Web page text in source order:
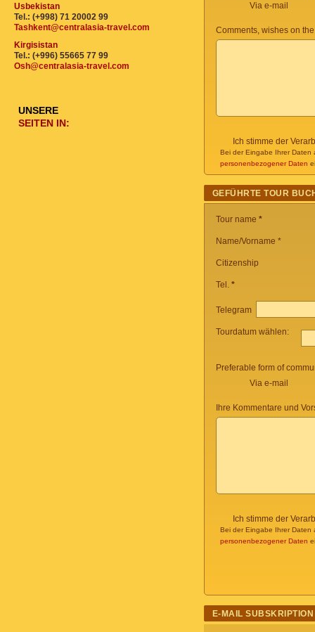
Via e-mail
Comments, wishes on
Ich stimme der
Bei der Eingabe Ihrer Daten
personenbezogener Daten
GEFÜHRTE TOUR
Tour name *
Name/Vorname *
Citizenship
Tel. *
Telegram
Tourdatum wählen:
Preferable form of
Via e-mail
Ihre Kommentare und
Ich stimme der
Bei der Eingabe Ihrer Daten
personenbezogener Daten
E-MAIL SUBSKRIPTION
Usbekistan
Tel.: (+998) 71 20002 99
Tashkent@centralasia-travel.com
Kirgisistan
Tel.: (+996) 55665 77 99
Osh@centralasia-travel.com
UNSERE
SEITEN IN: